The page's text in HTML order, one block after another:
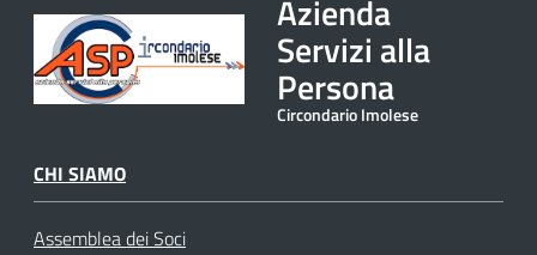
argomenti
Azienda
Servizi alla
Persona
Circondario Imolese
CHI SIAMO
Assemblea dei Soci